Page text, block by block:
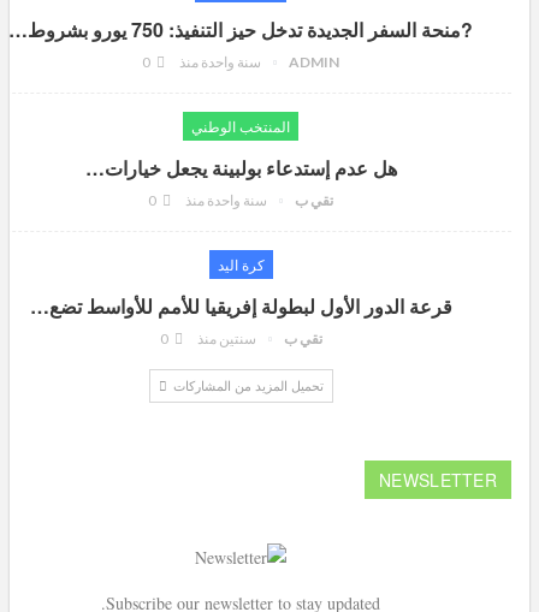
?منحة السفر الجديدة تدخل حيز التنفيذ: 750 يورو بشروط…
ADMIN سنة واحدة منذ
المنتخب الوطني
هل عدم إستدعاء بولبينة يجعل خيارات…
تقي ب سنة واحدة منذ
كرة اليد
قرعة الدور الأول لبطولة إفريقيا للأمم للأواسط تضع…
تقي ب سنتين منذ 0
تحميل المزيد من المشاركات
NEWSLETTER
Subscribe our newsletter to stay updated.